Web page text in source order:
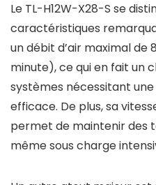
Le TL-H12W-X28-S se
caractéristiques
un débit d’air maximal de
minute), ce qui en fait un
systèmes nécessitant
efficace. De plus, sa
permet de maintenir des
même sous charge